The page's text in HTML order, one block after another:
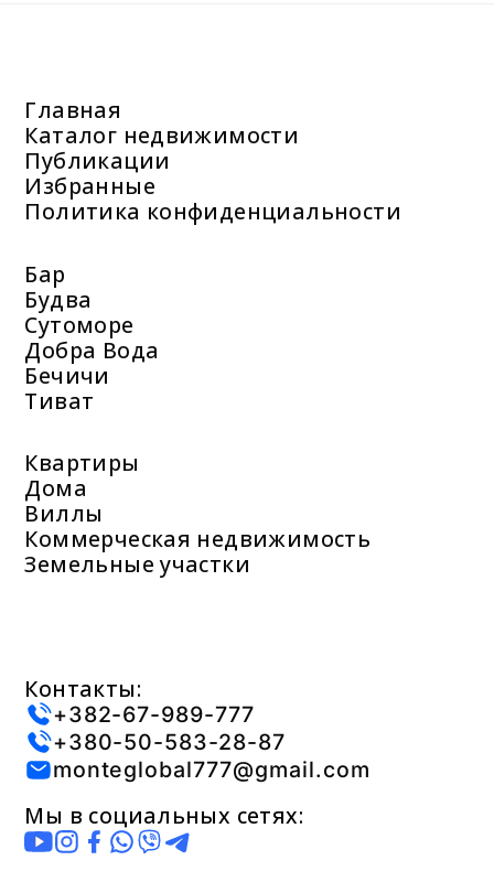
Главная
Каталог недвижимости
Публикации
Избранные
Политика конфиденциальности
Бар
Будва
Сутоморе
Добра Вода
Бечичи
Тиват
Квартиры
Дома
Виллы
Коммерческая недвижимость
Земельные участки
Контакты:
+382-67-989-777
+380-50-583-28-87
monteglobal777@gmail.com
Мы в социальных сетях: